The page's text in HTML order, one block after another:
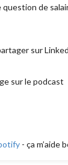
de
sur
sur le podcast
- ça m’aide